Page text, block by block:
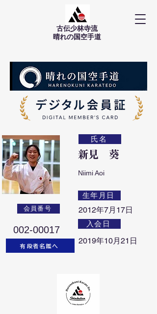
古伝少林寺流
​晴れの国空手道
会員番号
002-00017
有段者名鑑へ
氏名
新見 葵
Niimi Aoi
生年月日
2012年7月17日
入会日
2019年10月21日